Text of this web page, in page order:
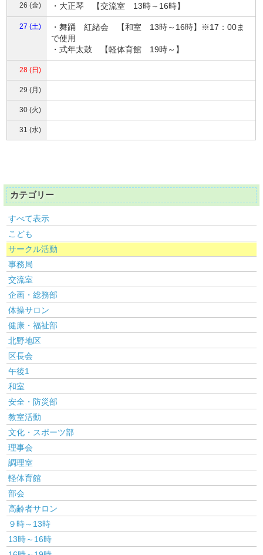
26 (金) ・大正琴 【交流室 13時～16時】
27 (土)
・舞踊 紅緒会 【和室 13時～16時】※17：00ま
で使用
・式年太鼓 【軽体育館 19時～】
28 (日)
29 (月)
30 (火)
31 (水)
カテゴリー
すべて表示
こども
サークル活動
事務局
交流室
企画・総務部
体操サロン
健康・福祉部
北野地区
区長会
午後1
和室
安全・防災部
教室活動
文化・スポーツ部
理事会
調理室
軽体育館
部会
高齢者サロン
９時～13時
13時～16時